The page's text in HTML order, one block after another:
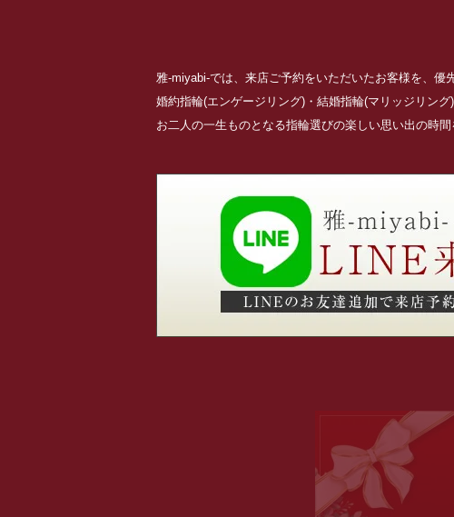
雅-miyabi-では、来店ご予約をいただいたお客様を、優
婚約指輪(エンゲージリング)・結婚指輪(マリッジリン
お二人の一生ものとなる指輪選びの楽しい思い出の時